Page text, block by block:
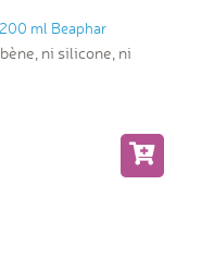
ml Beaphar
ni silicone, ni